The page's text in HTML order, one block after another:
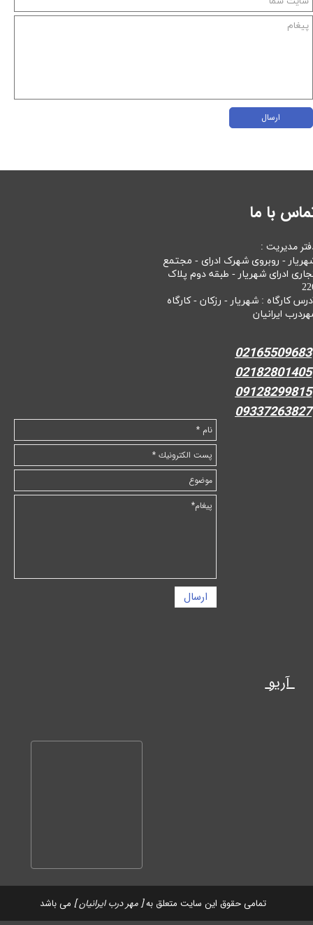
ارسال
ارسال
تمامی حقوق این سایت متعلق به[ مهر درب ایرانیان ] می باشد
با ما
مدیریت :
- روبروی شهرک ادرای - مجتمع
ادرای شهریار - طبقه دوم پلاک
کارگاه : شهریار - رزکان - کارگاه
ایرانیان
02165509683
02182801405
09128299815
09337263827
آریو